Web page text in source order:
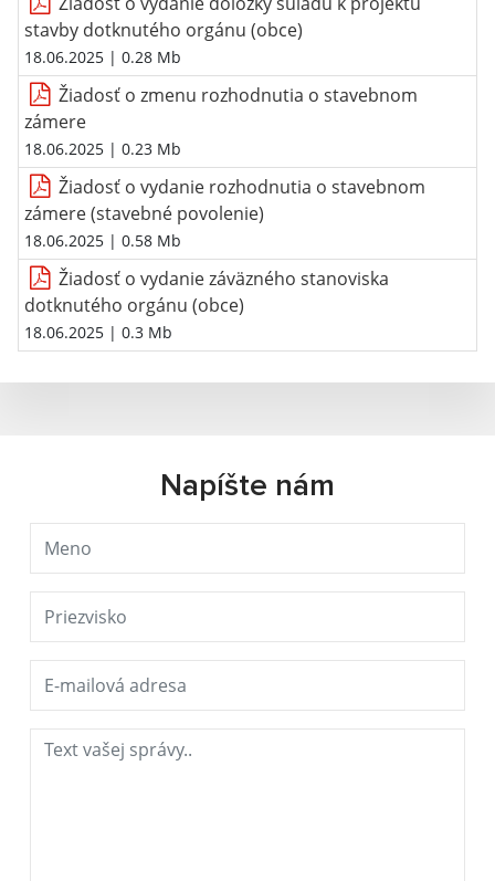
stavby dotknutého orgánu (obce)
18.06.2025 | 0.28 Mb
Žiadosť o zmenu rozhodnutia o stavebnom
zámere
18.06.2025 | 0.23 Mb
Žiadosť o vydanie rozhodnutia o stavebnom
zámere (stavebné povolenie)
18.06.2025 | 0.58 Mb
Žiadosť o vydanie záväzného stanoviska
dotknutého orgánu (obce)
18.06.2025 | 0.3 Mb
Napíšte nám